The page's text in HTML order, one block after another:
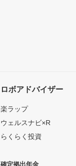
ロボアドバイザー
楽ラップ
ウェルスナビ×R
らくらく投資
確定拠出年金